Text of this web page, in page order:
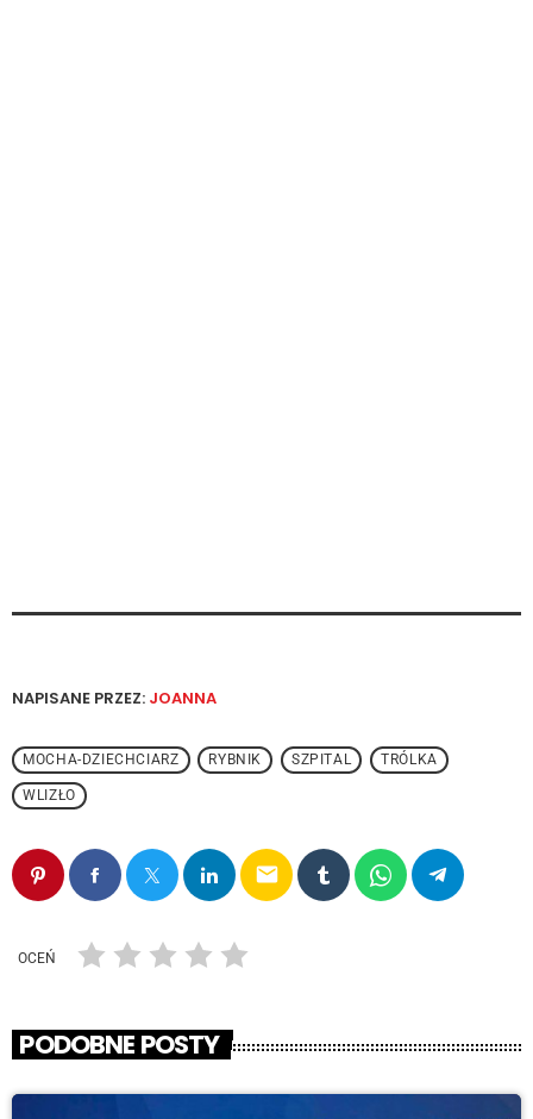
NAPISANE PRZEZ: JOANNA
MOCHA-DZIECHCIARZ RYBNIK SZPITAL TRÓLKA
WLIZŁO
email
OCEŃ
PODOBNE POSTY